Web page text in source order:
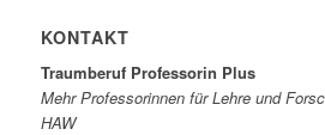
KONTAKT
Traumberuf Professorin Plus
Mehr Professorinnen für Lehre und
HAW